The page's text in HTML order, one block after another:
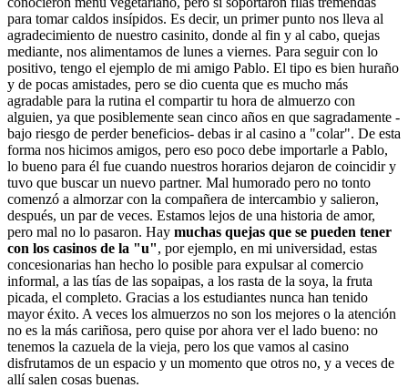
para tomar caldos insípidos. Es decir, un primer punto nos lleva al
agradecimiento de nuestro casinito, donde al fin y al cabo, quejas
mediante, nos alimentamos de lunes a viernes. Para seguir con lo
positivo, tengo el ejemplo de mi amigo Pablo. El tipo es bien huraño
y de pocas amistades, pero se dio cuenta que es mucho más
agradable para la rutina el compartir tu hora de almuerzo con
alguien, ya que posiblemente sean cinco años en que sagradamente -
bajo riesgo de perder beneficios- debas ir al casino a "colar". De esta
forma nos hicimos amigos, pero eso poco debe importarle a Pablo,
lo bueno para él fue cuando nuestros horarios dejaron de coincidir y
tuvo que buscar un nuevo partner. Mal humorado pero no tonto
comenzó a almorzar con la compañera de intercambio y salieron,
después, un par de veces. Estamos lejos de una historia de amor,
pero mal no lo pasaron. Hay muchas quejas que se pueden tener
con los casinos de la "u", por ejemplo, en mi universidad, estas
concesionarias han hecho lo posible para expulsar al comercio
informal, a las tías de las sopaipas, a los rasta de la soya, la fruta
picada, el completo. Gracias a los estudiantes nunca han tenido
mayor éxito. A veces los almuerzos no son los mejores o la atención
no es la más cariñosa, pero quise por ahora ver el lado bueno: no
tenemos la cazuela de la vieja, pero los que vamos al casino
disfrutamos de un espacio y un momento que otros no, y a veces de
allí salen cosas buenas.